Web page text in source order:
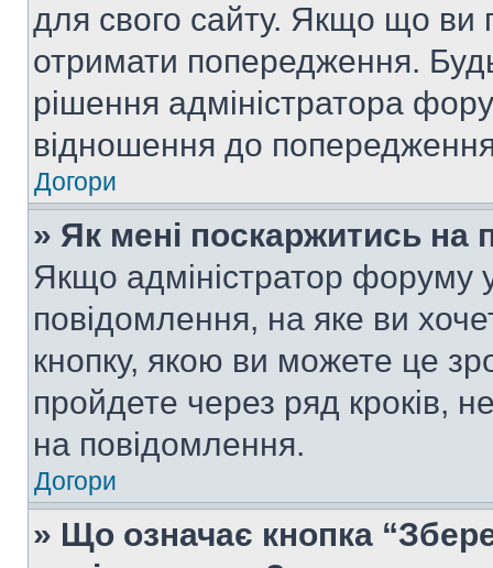
для свого сайту. Якщо що
отримати попередження.
рішення адміністратора
відношення до
Догори
» Як мені поскаржитись на
Якщо адміністратор форуму
повідомлення, на яке ви
кнопку, якою ви можете це
пройдете через ряд кроків,
на повідомлення.
Догори
» Що означає кнопка